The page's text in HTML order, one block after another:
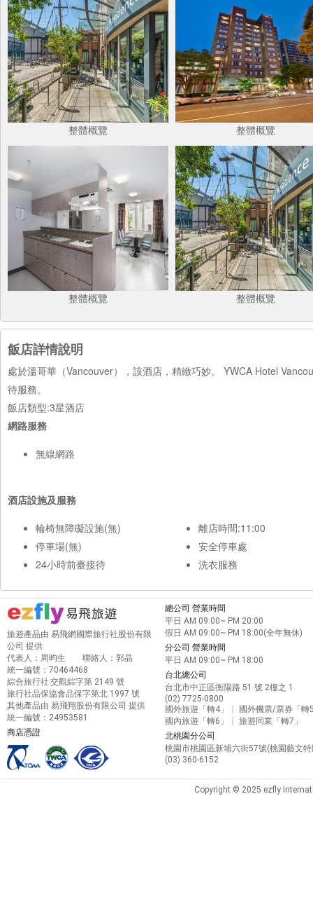
整體概覽 整體概覽
整體概覽 整體概覽
飯店詳情說明
處於溫哥華（Vancouver），該酒店，精緻巧妙。 YWCA Hotel
待服務。
飯店類型:3星酒店
網路服務
無線網路
酒店設施及服務
輪椅無障礙設施(無)
停車場(無)
24小時前臺接待
離店時間:11:00
安全停車處
洗衣服務